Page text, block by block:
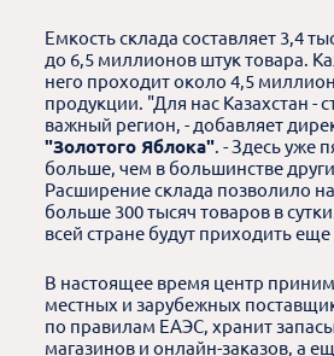
Емкость склада составляет 3,4
до 6,5 миллионов штук товара.
него проходит около 4,5
продукции. "Для нас Казахстан -
важный регион, - добавляет
"Золотого Яблока". - Здесь уже
больше, чем в большинстве
Расширение склада позволило
больше 300 тысяч товаров в
всей стране будут приходить
В настоящее время центр
местных и зарубежных
по правилам ЕАЭС, хранит
магазинов и онлайн-заказов, а